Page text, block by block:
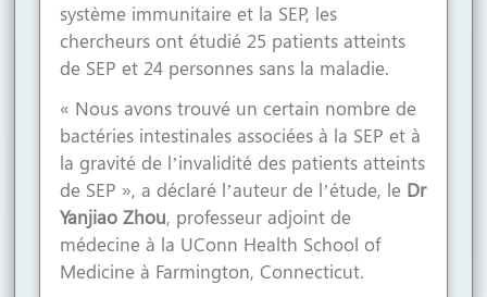
système immunitaire et la SEP, les
chercheurs ont étudié 25 patients atteints
de SEP et 24 personnes sans la maladie.
« Nous avons trouvé un certain nombre de
bactéries intestinales associées à la SEP et à
la gravité de l’invalidité des patients atteints
de SEP », a déclaré l’auteur de l’étude, le Dr
Yanjiao Zhou, professeur adjoint de
médecine à la UConn Health School of
Medicine à Farmington, Connecticut.